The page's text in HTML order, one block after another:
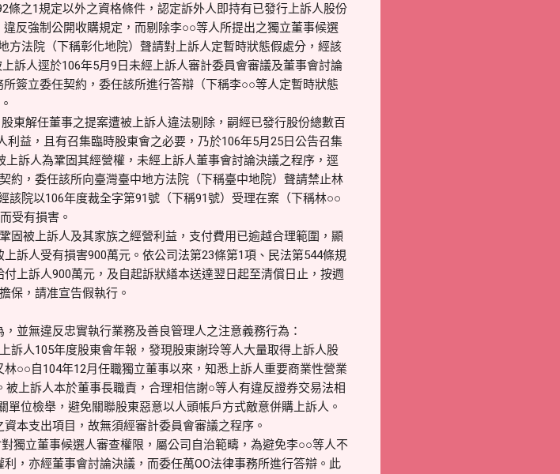
條之1規定以外之資格條件，認定訴外人即持有已發行上訴人股份
反強制公開收購規定，而剔除李○○等人所提出之獨立董事候選
法院（下稱彰化地院）聲請對上訴人定暫時狀態假處分，經該
訴人逕於106年5月9日未經上訴人審計委員會審議及董事會討論
簽立委任契約，委任該所進行答辯（下稱李○○等人定暫時狀態
東解任董事之提案遭被上訴人違法剔除，嗣經已發行股份總數百
益，且有召集臨時股東會之必要，乃於106年5月25日公告召集
訴人為鞏固其經營權，未經上訴人董事會討論決議之程序，逕
約，委任該所向臺灣臺中地方法院（下稱臺中地院）聲請禁止林
院以106年度裁全字第91號（下稱91號）受理在案（下稱林○○
受有損害。
固被上訴人及其家族之經營利益，支付費用已逾越合理範圍，顯
訴人受有損害900萬元。依公司法第23條第1項、民法第544條規
上訴人900萬元，及自起訴狀繕本送達翌日起至清償日止，按週
保，請准宣告假執行。
並無違反忠實執行業務及善良管理人之注意義務行為：
訴人105年度股東會年報，發現股東謝玲等人大量取得上訴人股
○○自104年12月任職獨立董事以來，知悉上訴人重要商業性營業
上訴人本於董事長職責，合理相信謝○等人有違反證券交易法相
位檢舉，避免關聯股東惡意以人頭帳戶方式敵意併購上訴人。
本支出項目，故無須經審計委員會審議之程序。
獨立董事候選人審查權限，屬公司自治範疇，為避免李○○等人不
，亦經董事會討論決議，而委任萬OO法律事務所進行答辯。此